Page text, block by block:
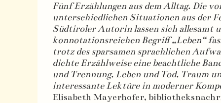
Fünf Erzählungen aus dem Alltag. Die
unterschiedlichen Situationen aus der
Südtiroler Autorin lassen sich allesamt
konnotationsreichen Begriff „Leben“
trotz des sparsamen sprachlichen
dichte Erzählweise eine beachtliche
und Trennung, Leben und Tod, Traum
interessante Lektüre in moderner
Elisabeth Mayerhofer,